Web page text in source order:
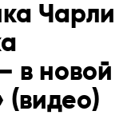
Чарли
в новой
(видео)